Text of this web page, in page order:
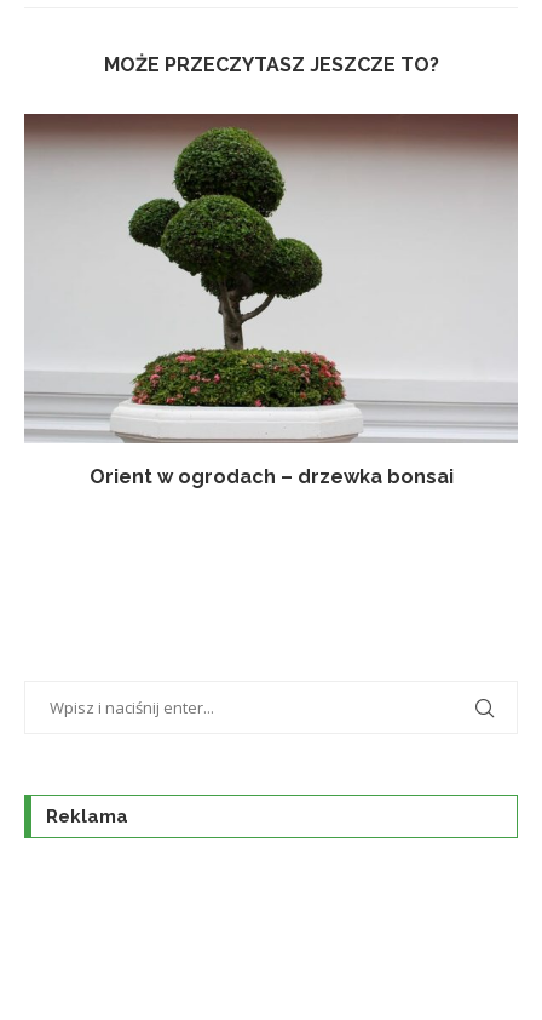
MOŻE PRZECZYTASZ JESZCZE TO?
Orient w ogrodach – drzewka bonsai
Reklama